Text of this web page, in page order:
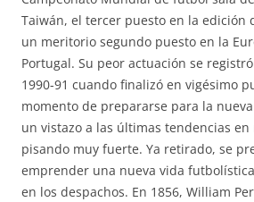
Taiwán, el tercer puesto en la edición
un meritorio segundo puesto en la
Portugal. Su peor actuación se
1990-91 cuando finalizó en vigésimo
momento de prepararse para la
un vistazo a las últimas tendencias
pisando muy fuerte. Ya retirado, se
emprender una nueva vida
en los despachos. En 1856, William